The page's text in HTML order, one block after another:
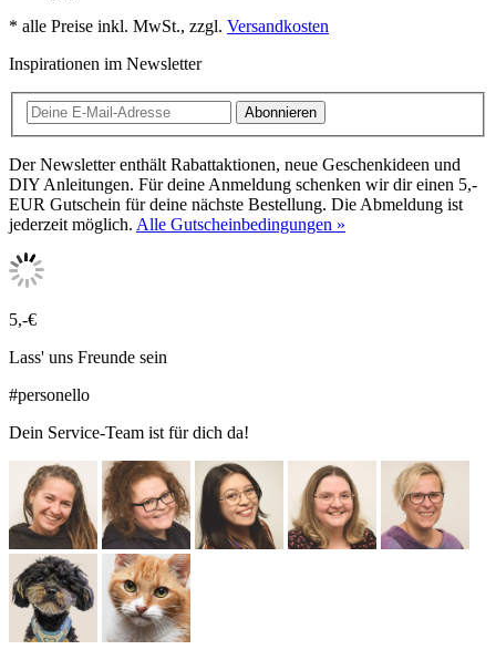
* alle Preise inkl. MwSt., zzgl. Versandkosten
Inspirationen im Newsletter
Abonnieren
Der Newsletter enthält Rabattaktionen, neue Geschenkideen und
DIY Anleitungen. Für deine Anmeldung schenken wir dir einen 5,-
EUR Gutschein für deine nächste Bestellung. Die Abmeldung ist
jederzeit möglich. Alle Gutscheinbedingungen »
5,-€
Lass' uns Freunde sein
#personello
Dein Service-Team ist für dich da!